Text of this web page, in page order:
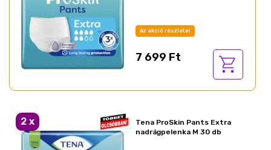
Az akció részletei
7 699 Ft
2 x
Tena ProSkin Pants Extra
nadrágpelenka M 30 db